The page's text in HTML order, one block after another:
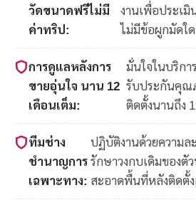
วัดขนาดฟรีไม่มี
ค่าทริป:
งานเพื่อประเ
ไม่มีข้อผูกมัดใ
การดูแลหลังการ
ขายอุ่นใจ นาน 12
เดือนเต็ม:
มั่นใจในบริกา
รับประกันคุณ
ติดตั้งนานถึง
ทีมช่าง
ชำนาญการ
เฉพาะทาง:
ปฏิบัติงานด้วยความ
รักษาวงกบเดิมของตั
สะอาดพื้นที่หลังติดตั้ง